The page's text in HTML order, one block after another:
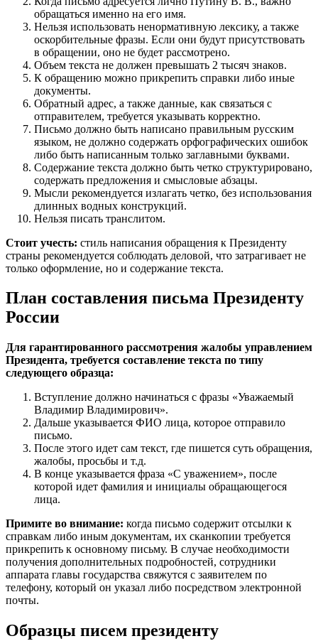
обращаться именно на его имя.
Нельзя использовать ненормативную лексику, а также
оскорбительные фразы. Если они будут присутствовать
в обращении, оно не будет рассмотрено.
Объем текста не должен превышать 2 тысяч знаков.
К обращению можно прикрепить справки либо иные
документы.
Обратный адрес, а также данные, как связаться с
отправителем, требуется указывать корректно.
Письмо должно быть написано правильным русским
языком, не должно содержать орфографических ошибок
либо быть написанным только заглавными буквами.
Содержание текста должно быть четко структурировано,
содержать предложения и смысловые абзацы.
Мысли рекомендуется излагать четко, без использования
длинных водных конструкций.
Нельзя писать транслитом.
Стоит учесть: стиль написания обращения к Президенту
страны рекомендуется соблюдать деловой, что затрагивает не
только оформление, но и содержание текста.
План составления письма Президенту
России
Для гарантированного рассмотрения жалобы управлением
Президента, требуется составление текста по типу
следующего образца:
Вступление должно начинаться с фразы «Уважаемый
Владимир Владимирович».
Дальше указывается ФИО лица, которое отправило
письмо.
После этого идет сам текст, где пишется суть обращения,
жалобы, просьбы и т.д.
В конце указывается фраза «С уважением», после
которой идет фамилия и инициалы обращающегося
лица.
Примите во внимание: когда письмо содержит отсылки к
справкам либо иным документам, их сканкопии требуется
прикрепить к основному письму. В случае необходимости
получения дополнительных подробностей, сотрудники
аппарата главы государства свяжутся с заявителем по
телефону, который он указал либо посредством электронной
почты.
Образцы писем президенту